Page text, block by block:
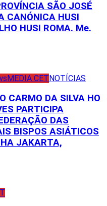
SÃO JOSÉ
CANÓNICA HUSI
HUSI ROMA. Me.
MEDIA CETNOTÍCIAS
CARMO DA SILVA HO
PARTICIPA
DAS
BISPOS ASIÁTICOS
JAKARTA,